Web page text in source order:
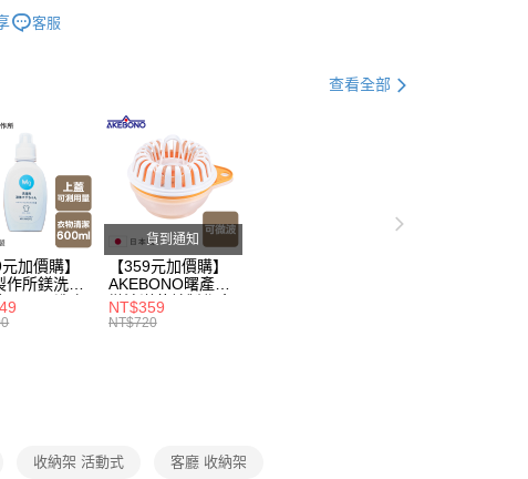
事項】
價金債權讓與本公司後，依約使用本公司帳單繳交帳款。
包含姓名、電話或地址）提供予台灣大哥大進項蒐集、處理及利
本公司與您本人進行分期帳單所需資料之確認、核對及更正。
用戶服務條款，請詳閱以下連結：https://oppay.tw/userRule
，滿NT$499(含以上)免運費
父親節大回饋】限時$299免運
，滿NT$299(含以上)免運費
慶父親節 瘋殺5折up】
慶父親節 瘋殺5折up】
▶【限時加價購$159up】官網獨
慶父親節 瘋殺5折up】 ▶歡慶父親節 ，全館瘋殺5折up
客服
查看全部
元加價購】
作所鎂洗衣
600ml/洗衣
鎂/洗衣用
貨到通知
【359元加價購】
AKEBONO曙產業
微波洋芋片製作盒/
料理盒/健康零食/
NT$359
NT$720
收納架 活動式 客廳 收納架